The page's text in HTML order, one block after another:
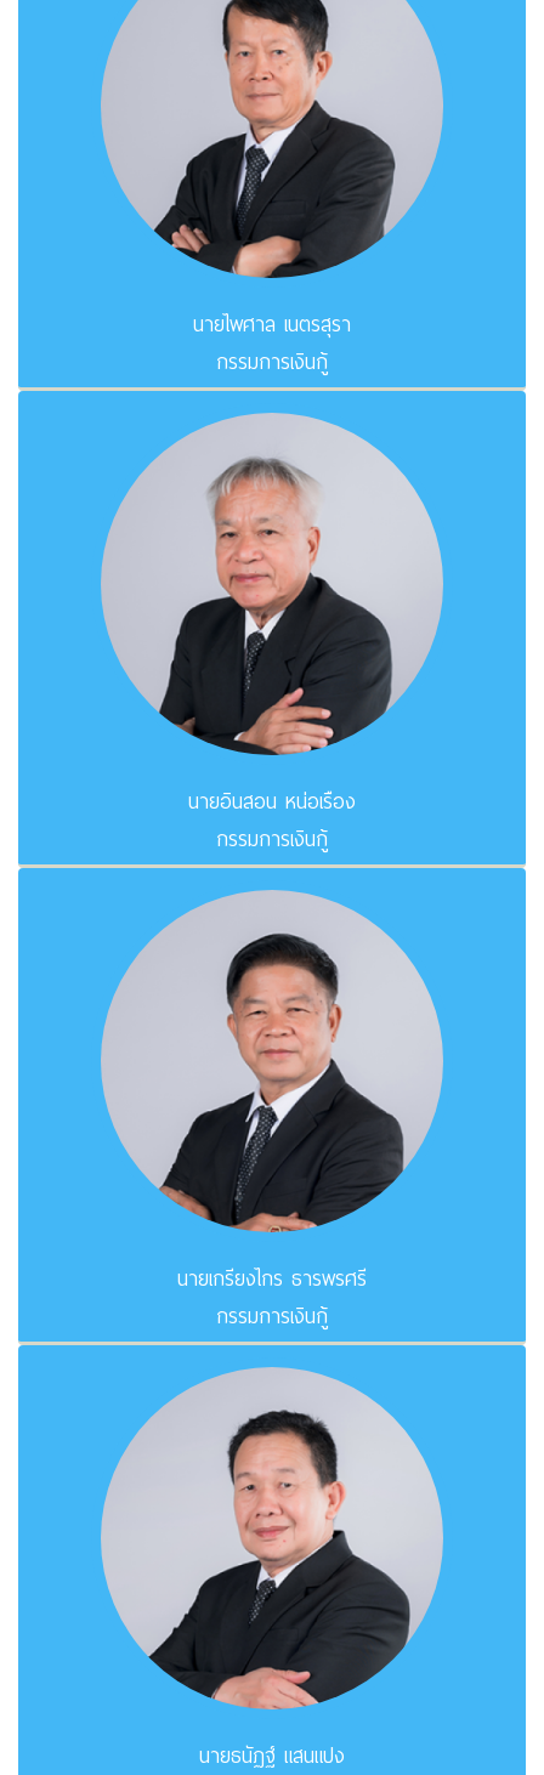
นายไพศาล เนตรสุรา
กรรมการเงินกู้
นายอินสอน หน่อเรือง
กรรมการเงินกู้
นายเกรียงไกร ธารพรศรี
กรรมการเงินกู้
นายธนัฏฐ์ แสนแปง